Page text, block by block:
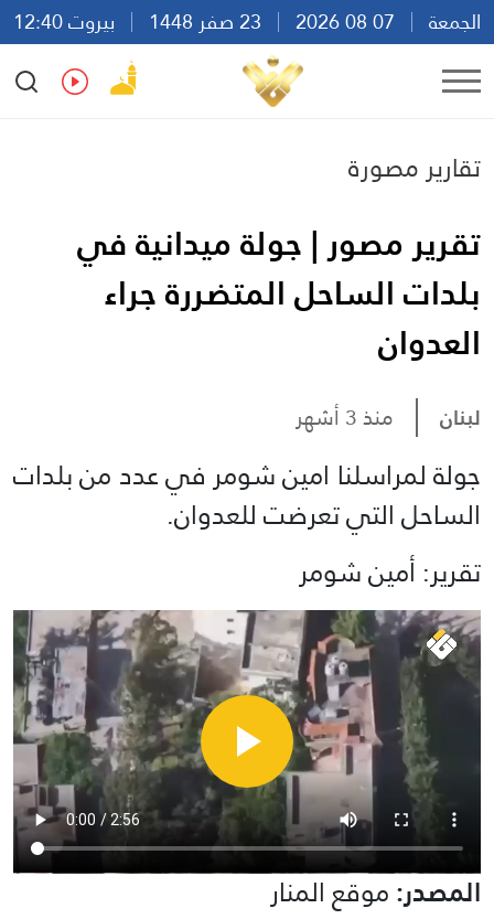
الجمعة
بيروت 12:40
Ar
En Fr Es
تقارير مصورة
تقرير مصور | جولة ميدانية في
بلدات الساحل المتضررة جراء
العدوان
لبنان منذ 3 أشهر
جولة لمراسلنا امين شومر في عدد من بلدات
الساحل التي تعرضت للعدوان.
تقرير: أمين شومر
المصدر:موقع المنار